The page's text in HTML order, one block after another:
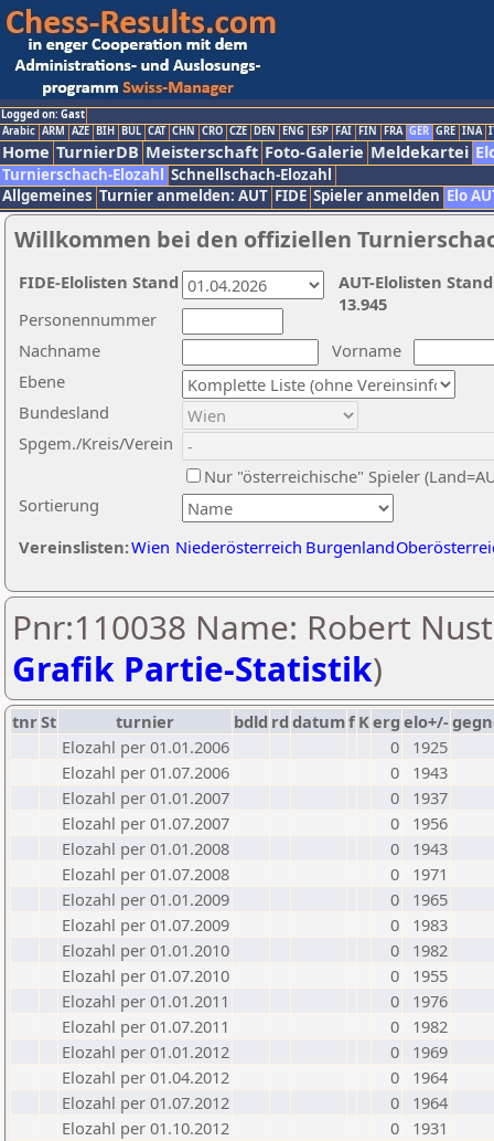
Logged on: Gast
Arabic ARM AZE BIH BUL CAT CHN CRO CZE DEN ENG ESP FAI FIN FRA GER GRE INA
Home TurnierDB Meisterschaft Foto-Galerie Meldekartei
Turnierschach-Elozahl Schnellschach-Elozahl
Allgemeines Turnier anmelden: AUT FIDE Spieler anmelden Elo
Willkommen bei den offiziellen
Nachname
Vorname
Ebene
Sortierung
Personennummer
Bundesland
Spgem./Kreis/Verein
Nur "österreichische" Spieler
Vereinslisten:Wien Niederösterreich Burgenland
AUT-Elolisten
13.945
FIDE-Elolisten Stand
Pnr:110038 Name: Robert
Grafik Partie-Statistik)
tnrSt turnier bdld rd datumf Kerg elo+/-
Elozahl per 01.01.2006
0
1925
Elozahl per 01.07.2006
0
1943
Elozahl per 01.01.2007
0
1937
Elozahl per 01.07.2007
0
1956
Elozahl per 01.01.2008
0
1943
Elozahl per 01.07.2008
0
1971
Elozahl per 01.01.2009
0
1965
Elozahl per 01.07.2009
0
1983
Elozahl per 01.01.2010
0
1982
Elozahl per 01.07.2010
0
1955
Elozahl per 01.01.2011
0
1976
Elozahl per 01.07.2011
0
1982
Elozahl per 01.01.2012
0
1969
Elozahl per 01.04.2012
0
1964
Elozahl per 01.07.2012
0
1964
Elozahl per 01.10.2012
0
1931